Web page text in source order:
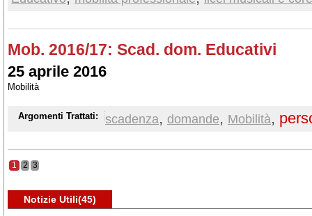
Mob. 2016/17: Scad. dom. Educativi
25 aprile 2016
Mobilità
Argomenti Trattati: scadenza, domande, Mobilità,
1 2 3
Notizie Utili(45)